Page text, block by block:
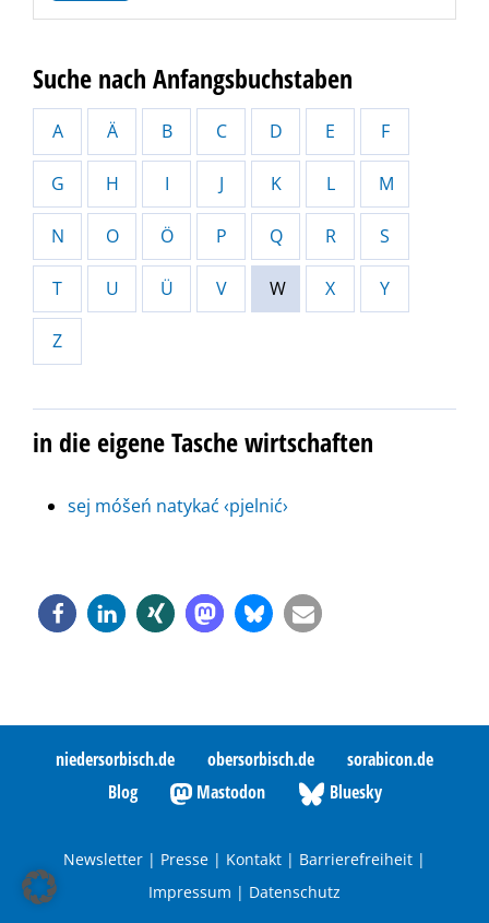
Suche nach Anfangsbuchstaben
A Ä B C D E F
G H I J K L M
N O Ö P Q R S
T U Ü V W X Y
Z
in die eigene Tasche wirtschaften
sej móšeń natykać ‹pjelnić›
niedersorbisch.de obersorbisch.de
sorabicon.de
Blog
Mastodon Bluesky
Newsletter | Presse | Kontakt | Barrierefreiheit |
Impressum | Datenschutz